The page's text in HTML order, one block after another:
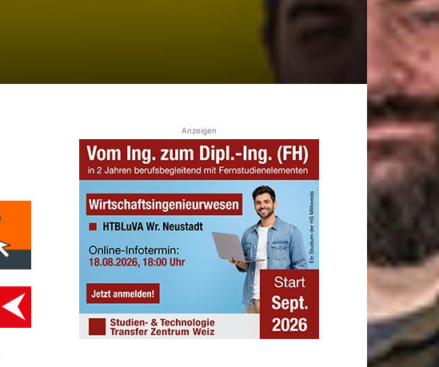
Anzeigen